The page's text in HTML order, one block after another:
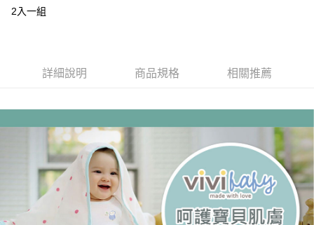
2入一組
詳細說明 商品規格 相關推薦